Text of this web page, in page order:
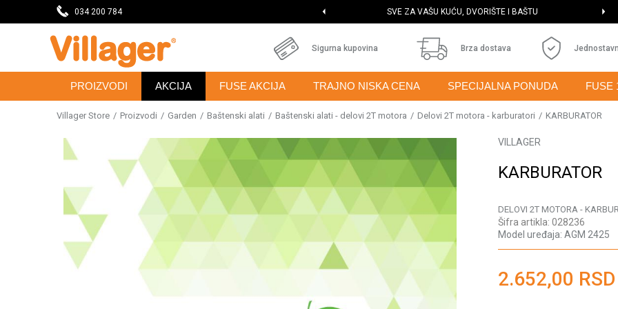
034 200 784DOBRODOŠLI NA VILLAGER ONLINE PRODAVNICU SVE ZA VAŠU KUĆU, DVORIŠTE I BAŠTU
Sigurna kupovina Brza dostava
PROIZVODI AKCIJA FUSE AKCIJA TRAJNO NISKA CENA SPECIJALNA PONUDA FUSE
Villager Store Proizvodi Garden Baštenski alati Baštenski alati - delovi 2T motora Delovi 2T motora - karburatori KARBURATOR
VILLAGER
KARBURATOR
DELOVI 2T MOTORA -
Šifra artikla: 028236
Model uređaja: AGM 2425
2.652,00 RSD